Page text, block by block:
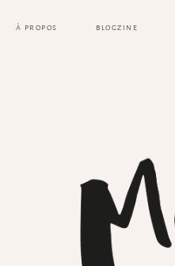
À PROPOS BLOGZINE